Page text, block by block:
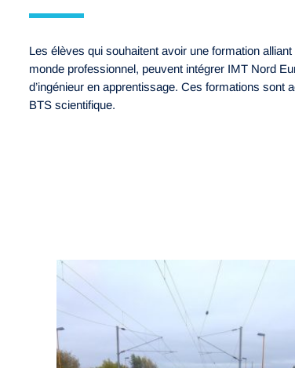
Les élèves qui souhaitent avoir une formation
monde professionnel, peuvent intégrer IMT Nord
d’ingénieur en apprentissage. Ces formations sont
BTS scientifique.